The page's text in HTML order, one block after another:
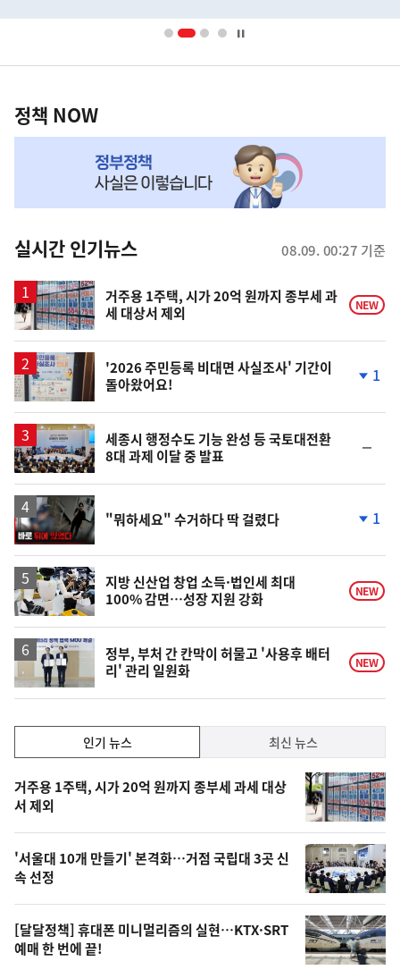
영
책
NOW,
뉴
스
정책 NOW
실시간 인기뉴스 08.09. 00:27 기준
거주용 1주택, 시가 20억 원까지 종부세 과
세 대상서 제외
NEW
'2026 주민등록 비대면 사실조사' 기간이
돌아왔어요!
하
1
세종시 행정수도 기능 완성 등 국토대전환
8대 과제 이달 중 발표
일
영
상
"뭐하세요" 수거하다 딱 걸렸다
하
락
1
지방 신산업 창업 소득·법인세 최대
100% 감면…성장 지원 강화
NEW
정부, 부처 간 칸막이 허물고 '사용후 배터
리' 관리 일원화
NEW
기,
최
신,
오
늘
의
영
상
인기 뉴스 최신 뉴스
기
뉴
스
거주용 1주택, 시가 20억 원까지 종부세 과세 대상
서 제외
'서울대 10개 만들기' 본격화…거점 국립대 3곳 신
속 선정
[달달정책] 휴대폰 미니멀리즘의 실현…KTX·SRT
예매 한 번에 끝!